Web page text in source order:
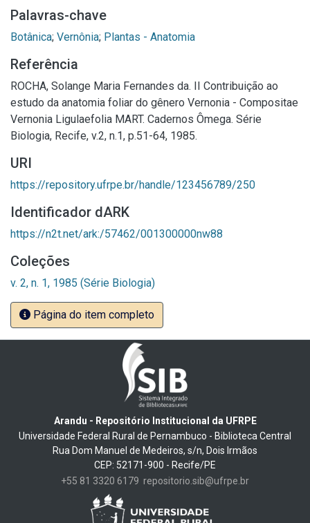
Palavras-chave
Botânica; Vernônia; Plantas - Anatomia
Referência
ROCHA, Solange Maria Fernandes da. II Contribuição ao
estudo da anatomia foliar do gênero Vernonia - Compositae
Vernonia Ligulaefolia MART. Cadernos Ômega. Série
Biologia, Recife, v.2, n.1, p.51-64, 1985.
URI
https://repository.ufrpe.br/handle/123456789/250
Identificador dARK
https://n2t.net/ark:/57462/001300000nw88
Coleções
v. 2, n. 1, 1985 (Série Biologia)
Página do item completo
Arandu - Repositório Institucional da UFRPE
Universidade Federal Rural de Pernambuco - Biblioteca Central
Rua Dom Manuel de Medeiros, s/n, Dois Irmãos
CEP: 52171-900 - Recife/PE
+55 81 3320 6179 repositorio.sib@ufrpe.br